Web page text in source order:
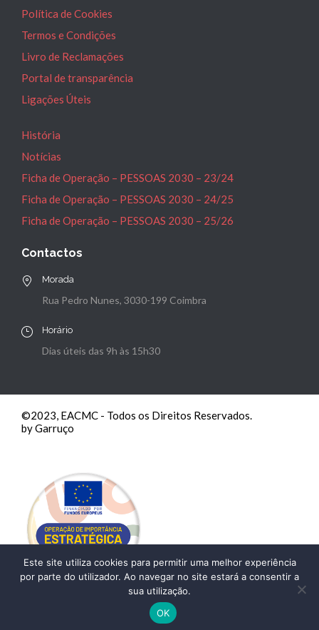
Política de Cookies
Termos e Condições
Livro de Reclamações
Portal de transparência
Ligações Úteis
História
Notícias
Ficha de Operação – PESSOAS 2030 – 23/24
Ficha de Operação – PESSOAS 2030 – 24/25
Ficha de Operação – PESSOAS 2030 – 25/26
Contactos
Morada
Rua Pedro Nunes, 3030-199 Coimbra
Horário
Dias úteis das 9h às 15h30
©2023, EACMC - Todos os Direitos Reservados.
by Garruço
Este site utiliza cookies para permitir uma melhor experiência
por parte do utilizador. Ao navegar no site estará a consentir a
sua utilização.
OK